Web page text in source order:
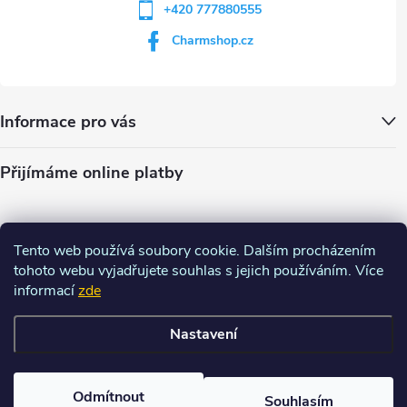
Tento web používá soubory cookie. Dalším procházením
tohoto webu vyjadřujete souhlas s jejich používáním. Více
informacízde
Nastavení
Odmítnout Souhlasím
+420 777880555
Charmshop.cz
Informace pro vás
Přijímáme online platby
nastavení cookies